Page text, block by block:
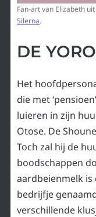
Fan-art van Elizabeth
Silerna.
DE
Het
die met
luieren in zijn
Otose. De
Toch zal hij de
boodschappen
aardbeienmelk is
bedrijfje
verschillende